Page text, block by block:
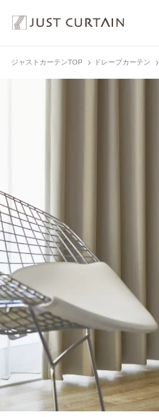
ジャストカーテンTOP ドレープカーテン